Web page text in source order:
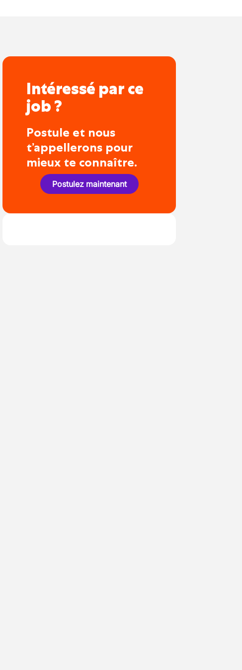
Intéressé par ce
job ?
Postule et nous
t’appellerons pour
mieux te connaître.
Postulez maintenant